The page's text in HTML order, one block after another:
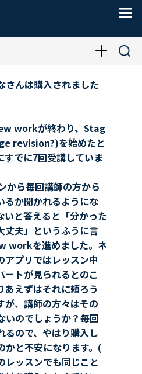
さんは購入されました
workが終わり、Stag
revision?)を始めたと
すでに7回受講していま
から毎回講師の方から
るか聞かれるようにな
いと答えると「分かった
丈夫」というふうに言
workを進めました。ネ
アプリではレッスン中
ートが見られるとのこ
あえずはそれに頼ろう
が、講師の方々はその
いのでしょうか？毎回
るので、やはり購入し
かと不安になります。(
レッスンでも同じこと